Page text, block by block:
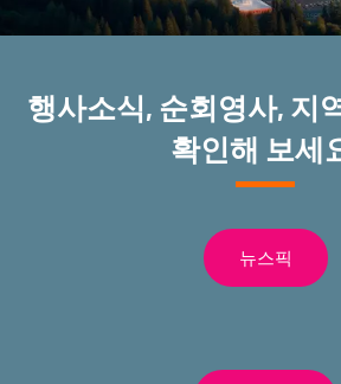
행사소식, 순회영사, 지
확인해 보세
뉴스픽